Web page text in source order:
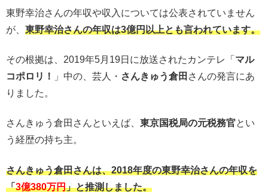
東野幸治さんの年収や収入については公表されていません
が、 東野幸治さんの年収は3億円以上とも言われています。
その根拠は、2019年5月19日に放送されたカンテレ「 マル
コポロリ！
」中の、芸人・ さんきゅう倉田 さんの発言にあ
りました。
さんきゅう倉田さんといえば、 東京国税局の元税務官とい
う経歴の持ち主。
さんきゅう倉田さんは、2018年度の東野幸治さんの年収を
「3億380万円」と推測しました。